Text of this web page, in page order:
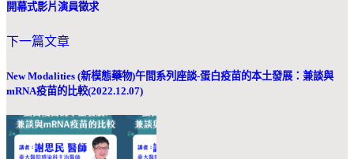
開幕式影片演員徵求
下一篇文章
New Modalities (新模態藥物)午間系列座談-蛋白疫苗的本土發展：兼談與
mRNA疫苗的比較(2022.12.07)